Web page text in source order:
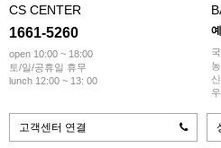
CS CENTER
1661-5260
open 10:00 ~ 18:00
토/일/공휴일 휴무
lunch 12:00 ~ 13: 00
고객센터 연결